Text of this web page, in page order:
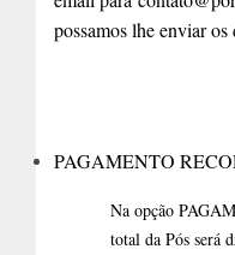
possamos lhe enviar
PAGAMENTO
Na opção
total da Pós será